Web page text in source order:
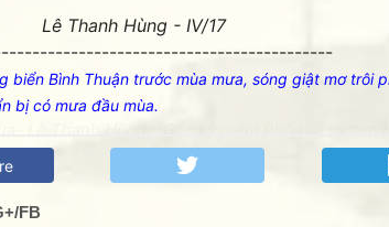
Lê Thanh Hùng - IV/17
biển Bình Thuận trước mùa mưa, sóng giật mơ trôi
bị có mưa đầu mùa.
FB